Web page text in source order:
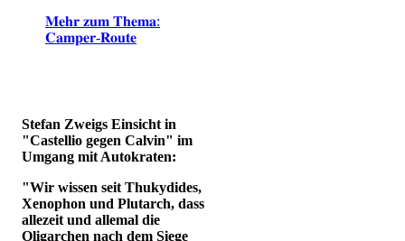
𝐌𝐞𝐡𝐫 𝐳𝐮𝐦 𝐓𝐡𝐞𝐦𝐚:
𝐂𝐚𝐦𝐩𝐞𝐫-𝐑𝐨𝐮𝐭𝐞
Stefan Zweigs Einsicht in
"Castellio gegen Calvin" im
Umgang mit Autokraten:
"Wir wissen seit Thukydides,
Xenophon und Plutarch, dass
allezeit und allemal die
Oligarchen nach dem Siege